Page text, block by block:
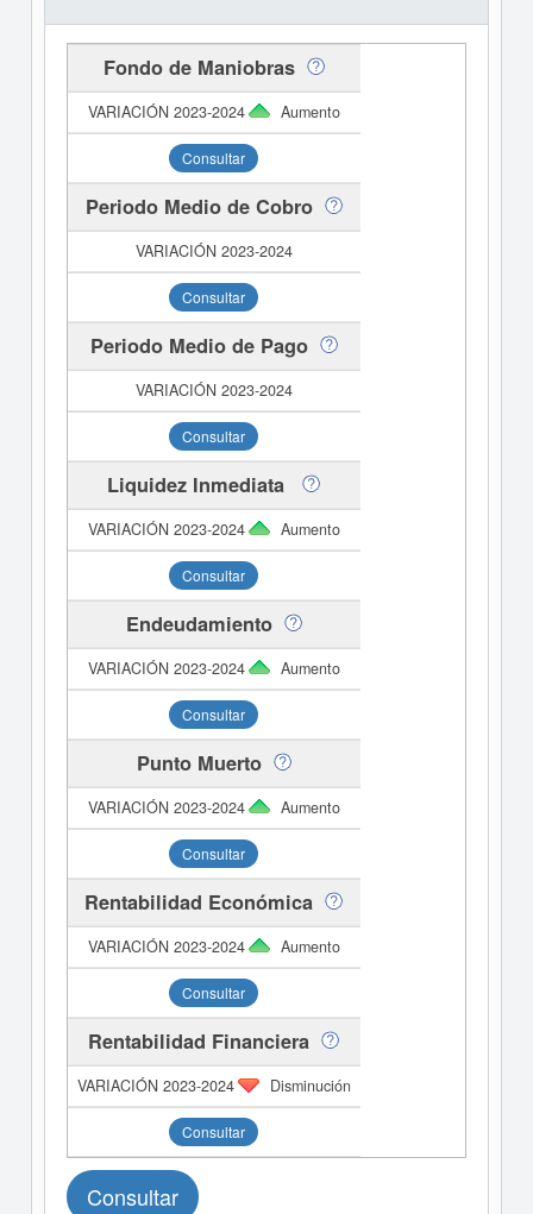
Fondo de Maniobras
Aumento
Consultar
Periodo Medio de Cobro
Consultar
Periodo Medio de Pago
Consultar
Liquidez Inmediata
Aumento
Consultar
Endeudamiento
Aumento
Consultar
Punto Muerto
Aumento
Consultar
Rentabilidad Económica
Aumento
Consultar
Rentabilidad Financiera
Disminución
Consultar
Consultar